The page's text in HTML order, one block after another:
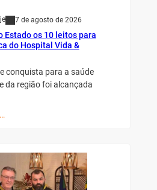
7 de agosto de 2026
Estado os 10 leitos para
do Hospital Vida &
conquista para a saúde
da região foi alcançada